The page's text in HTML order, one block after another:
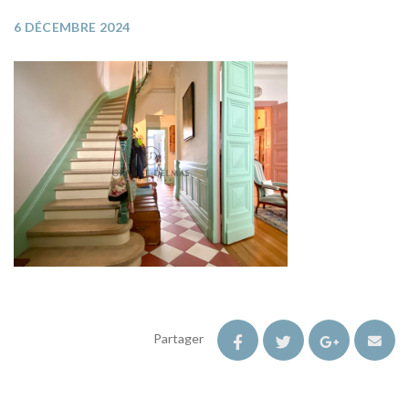
6 DÉCEMBRE 2024
Partager